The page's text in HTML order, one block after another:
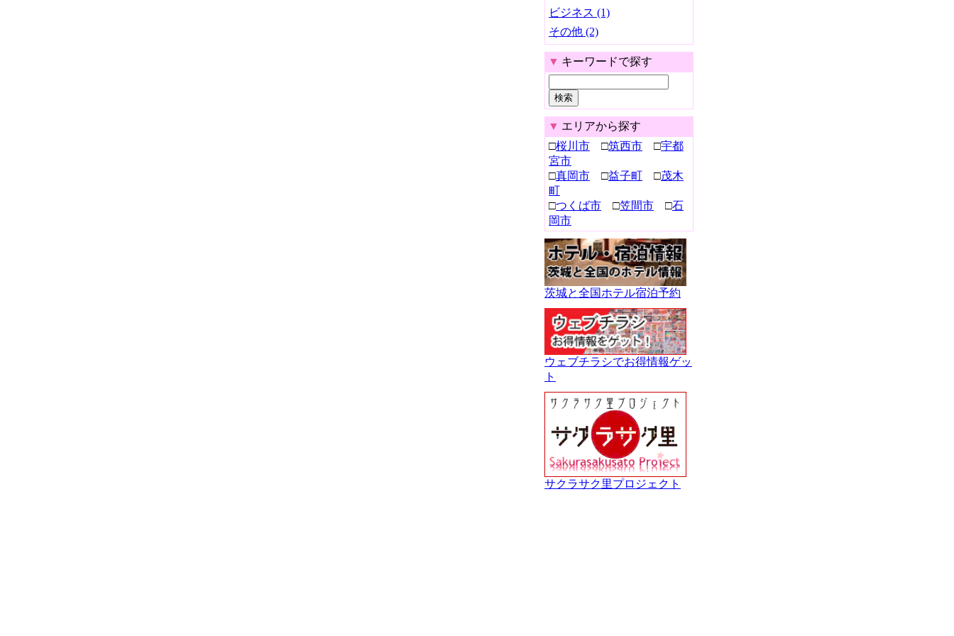
ビジネス (1)
その他 (2)
▼ キーワードで探す
▼ エリアから探す
□桜川市 □筑西市 □宇都
宮市
□真岡市 □益子町 □茂木
町
□つくば市 □笠間市 □石
岡市
茨城と全国ホテル宿泊予約
ウェブチラシでお得情報ゲッ
ト
サクラサク里プロジェクト